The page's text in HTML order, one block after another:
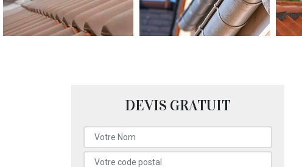
DEVIS GRATUIT